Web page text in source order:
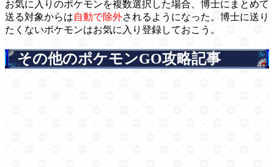
お気に入りのポケモンを複数選択した場合、博士にまとめて
送る対象からは自動で除外されるようになった。博士に送り
たくないポケモンはお気に入り登録しておこう。
その他のポケモンGO攻略記事